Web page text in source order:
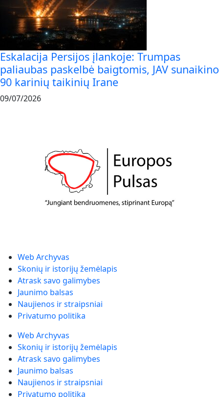
Eskalacija Persijos įlankoje: Trumpas
paliaubas paskelbė baigtomis, JAV sunaikino
90 karinių taikinių Irane
09/07/2026
Web Archyvas
Skonių ir istorijų žemėlapis
Atrask savo galimybes
Jaunimo balsas
Naujienos ir straipsniai
Privatumo politika
Web Archyvas
Skonių ir istorijų žemėlapis
Atrask savo galimybes
Jaunimo balsas
Naujienos ir straipsniai
Privatumo politika